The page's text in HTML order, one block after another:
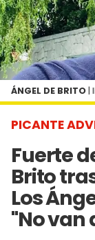
PICANTE
Fuerte
Brito
Los
"No van
ÁNGEL DE BRITO |